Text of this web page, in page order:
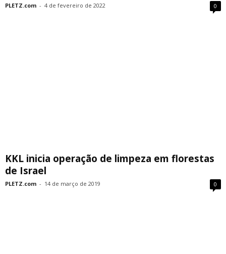
PLETZ.com - 4 de fevereiro de 2022 0
KKL inicia operação de limpeza em florestas
de Israel
PLETZ.com - 14 de março de 2019 0